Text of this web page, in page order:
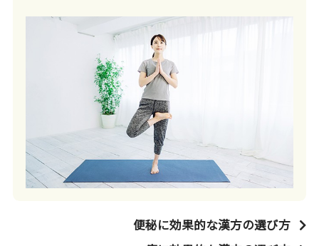
便秘に効果的な漢方の選び方